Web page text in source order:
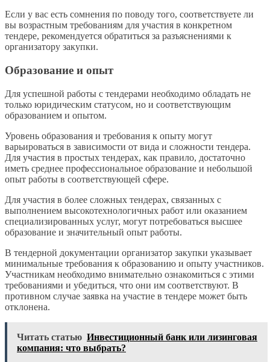
Если у вас есть сомнения по поводу того, соответствуете ли
вы возрастным требованиям для участия в конкретном
тендере, рекомендуется обратиться за разъяснениями к
организатору закупки.
Образование и опыт
Для успешной работы с тендерами необходимо обладать не
только юридическим статусом, но и соответствующим
образованием и опытом.
Уровень образования и требования к опыту могут
варьироваться в зависимости от вида и сложности тендера.
Для участия в простых тендерах, как правило, достаточно
иметь среднее профессиональное образование и небольшой
опыт работы в соответствующей сфере.
Для участия в более сложных тендерах, связанных с
выполнением высокотехнологичных работ или оказанием
специализированных услуг, могут потребоваться высшее
образование и значительный опыт работы.
В тендерной документации организатор закупки указывает
минимальные требования к образованию и опыту участников.
Участникам необходимо внимательно ознакомиться с этими
требованиями и убедиться, что они им соответствуют. В
противном случае заявка на участие в тендере может быть
отклонена.
Читать статью Инвестиционный банк или лизинговая
компания: что выбрать?